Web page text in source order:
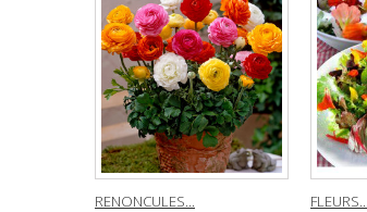
RENONCULES... FLEURS...